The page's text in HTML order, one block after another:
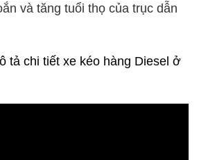
và tăng tuổi thọ của trục dẫn
tả chi tiết xe kéo hàng Diesel ở